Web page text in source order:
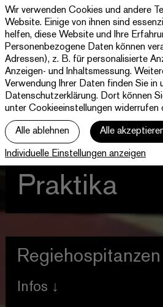
Theater
Paderborn
Westfälische
Kammerspiele
Programm & Tickets
Abos
jott
Ihr Besuch
Haus
Praktika
Regiehospitanzen
Infos
Wir verwenden Cookies und andere
Website. Einige von ihnen sind
helfen, diese Website und Ihre
Personenbezogene Daten können
Adressen), z. B. für personalisierte
Anzeigen- und Inhaltsmessung.
Verwendung Ihrer Daten finden Sie in
Datenschutzerklärung. Dort können
unter Cookieeinstellungen widerrufen
Alle ablehnen Alle
Individuelle Einstellungen anzeigen